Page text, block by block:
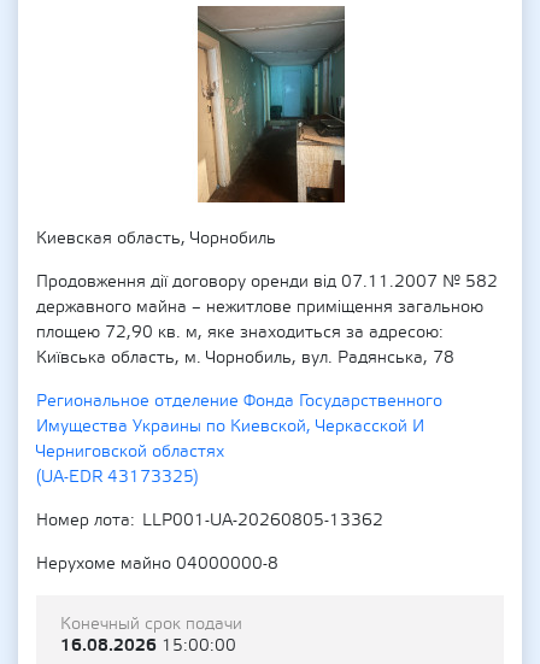
Киевская область, Чорнобиль
Продовження дії договору оренди від 07.11.2007 № 582
державного майна – нежитлове приміщення загальною
площею 72,90 кв. м, яке знаходиться за адресою:
Київська область, м. Чорнобиль, вул. Радянська, 78
Региональное отделение Фонда Государственного
Имущества Украины по Киевской, Черкасской И
Черниговской областях
(UA-EDR 43173325)
Номер лота
LLP001-UA-20260805-13362
Нерухоме майно 04000000-8
Конечный срок подачи
16.08.2026 15:00:00